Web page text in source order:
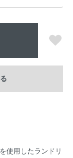
使用したランドリ